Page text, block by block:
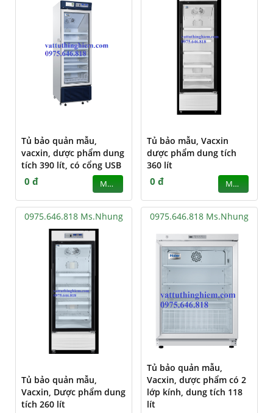
Tủ bảo quản mẫu,
vacxin, dược phẩm dung
tích 390 lít, có cổng USB
0 đ MUA
Tủ bảo mẫu, Vacxin
dược phẩm dung tích
360 lít
0 đ MUA
0975.646.818 Ms.Nhung
Tủ bảo quản mẫu,
Vacxin, Dược phẩm dung
tích 260 lít
0975.646.818 Ms.Nhung
Tủ bảo quản mẫu,
Vacxin, dược phẩm có 2
lớp kính, dung tích 118
lít